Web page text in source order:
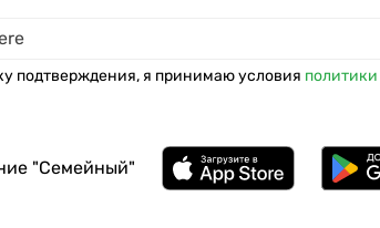
подтверждения, я принимаю условия
"Семейный"